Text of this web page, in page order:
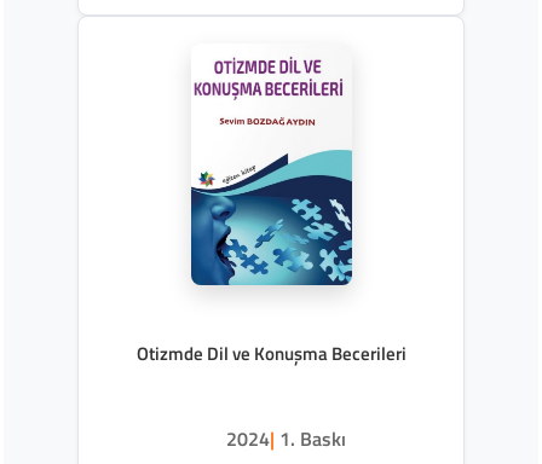
Otizmde Dil ve Konuşma Becerileri
2024| 1. Baskı